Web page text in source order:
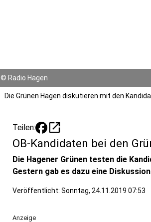
© Radio Hagen
Die Grünen Hagen diskutieren mit den
Teilen: open_in_new
OB-Kandidaten bei den
Die Hagener Grünen testen die
Gestern gab es dazu eine
Veröffentlicht: Sonntag, 24.11.2019 07:53
Anzeige